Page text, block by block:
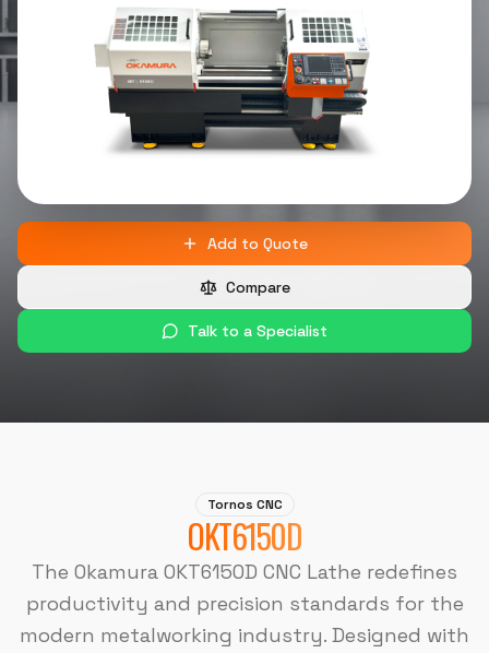
Add to Quote
Compare
Talk to a Specialist
Tornos CNC
OKT6150D
The Okamura OKT6150D CNC Lathe redefines
productivity and precision standards for the
modern metalworking industry. Designed with